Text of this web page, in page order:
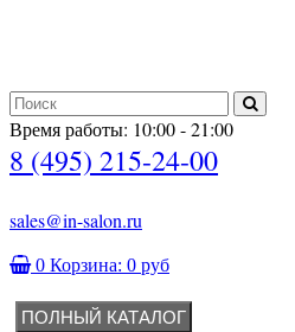
Время работы: 10:00 - 21:00
8 (495) 215-24-00
sales@in-salon.ru
0 Корзина: 0 руб
ПОЛНЫЙ КАТАЛОГ